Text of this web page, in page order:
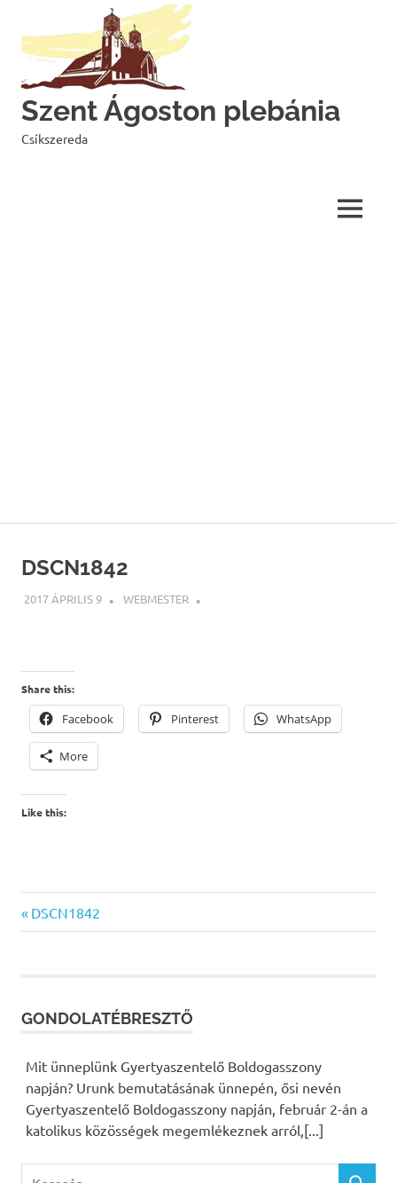
content
Szent Ágoston plebánia
Csíkszereda
MENU
DSCN1842
2017 ÁPRILIS 9 WEBMESTER
Share this:
Facebook Pinterest WhatsApp
More
Like this:
Bejegyzés
Previous
Post:
DSCN1842
GONDOLATÉBRESZTŐ
Mit ünneplünk Gyertyaszentelő Boldogasszony
napján? Urunk bemutatásának ünnepén, ősi nevén
Gyertyaszentelő Boldogasszony napján, február 2-án a
katolikus közösségek megemlékeznek arról,[...]